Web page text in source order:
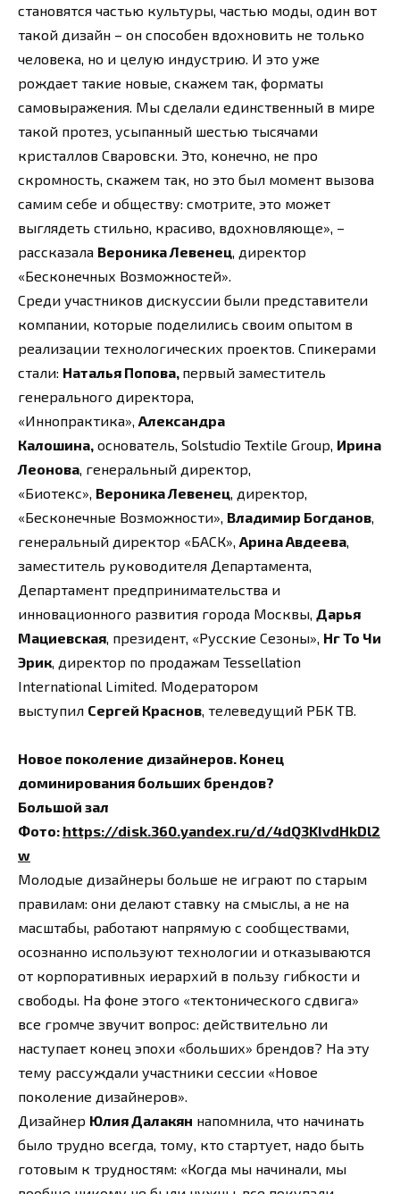
становятся частью культуры, частью моды, один вот
такой дизайн – он способен вдохновить не только
человека, но и целую индустрию. И это уже
рождает такие новые, скажем так, форматы
самовыражения. Мы сделали единственный в мире
такой протез, усыпанный шестью тысячами
кристаллов Сваровски. Это, конечно, не про
скромность, скажем так, но это был момент вызова
самим себе и обществу: cмотрите, это может
выглядеть стильно, красиво, вдохновляюще», –
рассказала Вероника Левенец, директор
«Бесконечных Возможностей».
Среди участников дискуссии были представители
компании, которые поделились своим опытом в
реализации технологических проектов. Спикерами
стали: Наталья Попова, первый заместитель
генерального директора,
«Иннопрактика», Александра
Калошина, основатель, Solstudio Textile Group, Ирина
Леонова, генеральный директор,
«Биотекс», Вероника Левенец, директор,
«Бесконечные Возможности», Владимир Богданов,
генеральный директор «БАСК», Арина Авдеева,
заместитель руководителя Департамента,
Департамент предпринимательства и
инновационного развития города Москвы, Дарья
Мациевская, президент, «Русские Сезоны», Нг То Чи
Эрик, директор по продажам Tessellation
International Limited. Модератором
выступил Сергей Краснов, телеведущий РБК ТВ.
Новое поколение дизайнеров. Конец
доминирования больших брендов?
Большой зал
Фото: https://disk.360.yandex.ru/d/4dQ3KIvdHkDl2
w
Молодые дизайнеры больше не играют по старым
правилам: они делают ставку на смыслы, а не на
масштабы, работают напрямую с сообществами,
осознанно используют технологии и отказываются
от корпоративных иерархий в пользу гибкости и
свободы. На фоне этого «тектонического сдвига»
все громче звучит вопрос: действительно ли
наступает конец эпохи «больших» брендов? На эту
тему рассуждали участники сессии «Новое
поколение дизайнеров».
Дизайнер Юлия Далакян напомнила, что начинать
было трудно всегда, тому, кто стартует, надо быть
готовым к трудностям: «Когда мы начинали, мы